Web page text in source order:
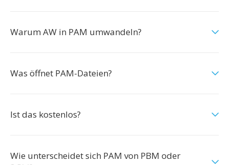
Warum AW in PAM umwandeln?
Was öffnet PAM-Dateien?
Ist das kostenlos?
Wie unterscheidet sich PAM von PBM oder